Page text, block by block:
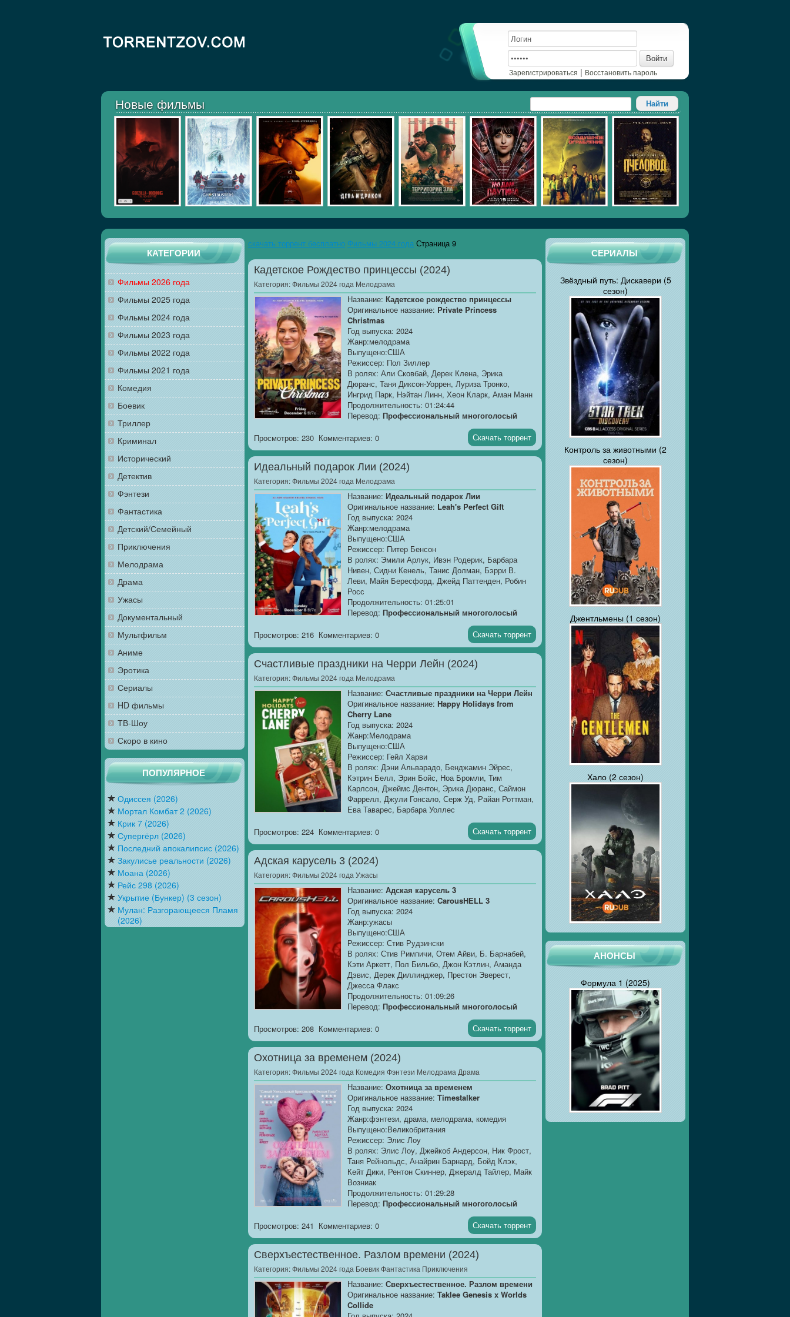
Войти
Зарегистрироваться | Восстановить пароль
Новые фильмы
СЕРИАЛЫ
Звёздный путь: Дискавери (5
сезон)
Контроль за животными (2
сезон)
Джентльмены (1 сезон)
Хало (2 сезон)
АНОНСЫ
Формула 1 (2025)
КАТЕГОРИИ
Фильмы 2026 года
Фильмы 2025 года
Фильмы 2024 года
Фильмы 2023 года
Фильмы 2022 года
Фильмы 2021 года
Комедия
Боевик
Триллер
Криминал
Исторический
Детектив
Фэнтези
Фантастика
Детский/Семейный
Приключения
Мелодрама
Драма
Ужасы
Документальный
Мультфильм
Аниме
Эротика
Сериалы
HD фильмы
ТВ-Шоу
Скоро в кино
ПОПУЛЯРНОЕ
Одиссея (2026)
Мортал Комбат 2 (2026)
Крик 7 (2026)
Супергёрл (2026)
Последний апокалипсис (2026)
Закулисье реальности (2026)
Моана (2026)
Рейс 298 (2026)
Укрытие (Бункер) (3 сезон)
Мулан: Разгорающееся Пламя
(2026)
скачать торрент бесплатно Фильмы 2024 года Страница 9
Кадетское Рождество принцессы (2024)
Категория:Фильмы 2024 года Мелодрама
Название: Кадетское рождество принцессы
Оригинальное название: Private Princess
Christmas
Год выпуска: 2024
Жанр:мелодрама
Выпущено:США
Режиссер: Пол Зиллер
В ролях: Али Сковбай, Дерек Клена, Эрика
Дюранс, Таня Диксон-Уоррен, Луриза Тронко,
Ингрид Парк, Нэйтан Линн, Хеон Кларк, Аман Манн
Продолжительность: 01:24:44
Перевод: Профессиональный многоголосый
Размер:1.37 GB
Принцесса Вайолет из Вингравии должна...
Просмотров: 230 Комментариев: 0 Скачать торрент
Идеальный подарок Лии (2024)
Категория:Фильмы 2024 года Мелодрама
Название: Идеальный подарок Лии
Оригинальное название: Leah's Perfect Gift
Год выпуска: 2024
Жанр:мелодрама
Выпущено:США
Режиссер: Питер Бенсон
В ролях: Эмили Арлук, Ивэн Родерик, Барбара
Нивен, Сидни Кенель, Танис Долман, Бэрри В.
Леви, Майя Бересфорд, Джейд Паттенден, Робин
Росс
Продолжительность: 01:25:01
Перевод: Профессиональный многоголосый
Размер:1.37 GB
Лия - любительница Рождества, но из-за своей
еврейской...
Просмотров: 216 Комментариев: 0 Скачать торрент
Счастливые праздники на Черри Лейн (2024)
Категория:Фильмы 2024 года Мелодрама
Название: Счастливые праздники на Черри Лейн
Оригинальное название: Happy Holidays from
Cherry Lane
Год выпуска: 2024
Жанр:Мелодрама
Выпущено:США
Режиссер: Гейл Харви
В ролях: Дэни Альварадо, Бенджамин Эйрес,
Кэтрин Белл, Эрин Бойс, Ноа Бромли, Тим
Карлсон, Джеймс Дентон, Эрика Дюранс, Саймон
Фаррелл, Джули Гонсало, Серж Уд, Райан Роттман,
Ева Таварес, Барбара Уоллес
Перевод:
Профессиональный многоголосый
Качество:...[/AlphaProject]
Просмотров: 224 Комментариев: 0 Скачать торрент
Адская карусель 3 (2024)
Категория:Фильмы 2024 года Ужасы
Название: Адская карусель 3
Оригинальное название: CarousHELL 3
Год выпуска: 2024
Жанр:ужасы
Выпущено:США
Режиссер: Стив Рудзински
В ролях: Стив Римпичи, Отем Айви, Б. Барнабей,
Кэти Аркетт, Пол Бильбо, Джон Кэтлин, Аманда
Дэвис, Дерек Диллинджер, Престон Эверест,
Джесса Флакс
Продолжительность: 01:09:26
Перевод: Профессиональный многоголосый
Размер:1.37 GB
Джо выходит на тропу войны чтобы отомстить
Дюку, а...
Просмотров: 208 Комментариев: 0 Скачать торрент
Охотница за временем (2024)
Категория:Фильмы 2024 года Комедия Фэнтези Мелодрама Драма
Название: Охотница за временем
Оригинальное название: Timestalker
Год выпуска: 2024
Жанр:фэнтези, драма, мелодрама, комедия
Выпущено:Великобритания
Режиссер: Элис Лоу
В ролях: Элис Лоу, Джейкоб Андерсон, Ник Фрост,
Таня Рейнольдс, Анайрин Барнард, Бойд Клэк,
Кейт Дики, Рентон Скиннер, Джералд Тайлер, Майк
Возниак
Продолжительность: 01:29:28
Перевод: Профессиональный многоголосый
Размер:1.37 GB
Агнес перерождается...
Просмотров: 241 Комментариев: 0 Скачать торрент
Сверхъестественное. Разлом времени (2024)
Категория:Фильмы 2024 года Боевик Фантастика Приключения
Название: Сверхъестественное. Разлом времени
Оригинальное название: Taklee Genesis x Worlds
Collide